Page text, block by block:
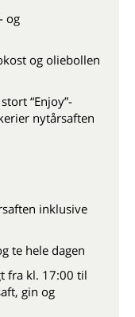
og
og oliebollen
“Enjoy”-
nytårsaften
inklusive
te hele dagen
fra kl. 17:00 til
gin og